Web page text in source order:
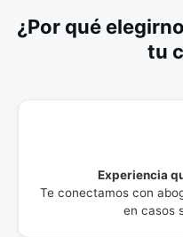
¿Por qué
tu
Experiencia
Te conectamos con
en casos